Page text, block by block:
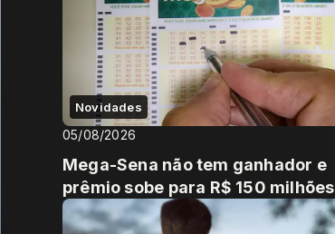
Novidades
05/08/2026
Mega-Sena não tem ganhador e
prêmio sobe para R$ 150 milhões